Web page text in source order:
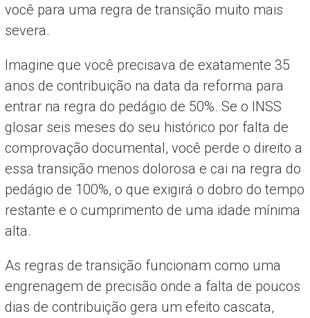
você para uma regra de transição muito mais
severa.
Imagine que você precisava de exatamente 35
anos de contribuição na data da reforma para
entrar na regra do pedágio de 50%. Se o INSS
glosar seis meses do seu histórico por falta de
comprovação documental, você perde o direito a
essa transição menos dolorosa e cai na regra do
pedágio de 100%, o que exigirá o dobro do tempo
restante e o cumprimento de uma idade mínima
alta.
As regras de transição funcionam como uma
engrenagem de precisão onde a falta de poucos
dias de contribuição gera um efeito cascata,